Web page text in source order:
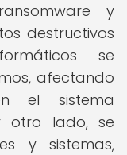
y
destructivos
se
afectando
el sistema
otro lado, se
y sistemas,